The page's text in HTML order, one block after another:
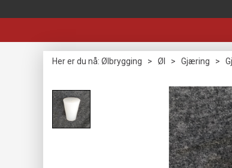
Her er du nå: Ølbrygging > Øl > Gjæring >